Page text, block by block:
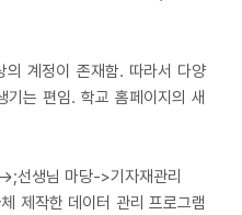
계정이 존재함. 따라서 다양
는 편임. 학교 홈페이지의 새
;선생님 마당->기자재관리
제작한 데이터 관리 프로그램